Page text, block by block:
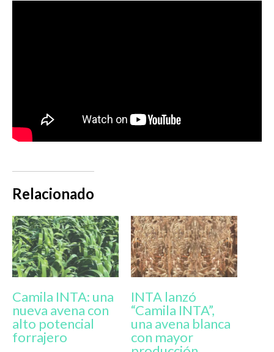
Relacionado
Camila INTA: una
nueva avena con
alto potencial
forrajero
INTA lanzó
“Camila INTA”,
una avena blanca
con mayor